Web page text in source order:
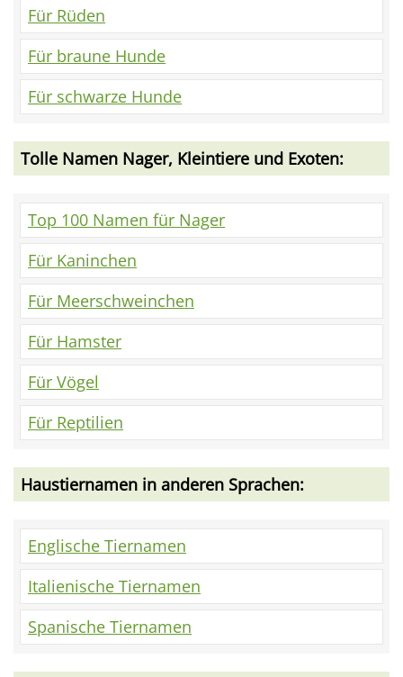
Für Rüden
Für braune Hunde
Für schwarze Hunde
Tolle Namen Nager, Kleintiere und Exoten:
Top 100 Namen für Nager
Für Kaninchen
Für Meerschweinchen
Für Hamster
Für Vögel
Für Reptilien
Haustiernamen in anderen Sprachen:
Englische Tiernamen
Italienische Tiernamen
Spanische Tiernamen